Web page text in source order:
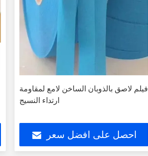
فيلم لاصق بالذوبان الساخن لامع لمقاومة
ارتداء النسيج
احصل على افضل سعر